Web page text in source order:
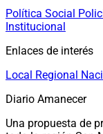
Política Social
Institucional
Enlaces de interés
Local Regional
Diario Amanecer
Una propuesta de